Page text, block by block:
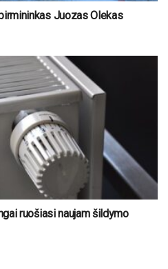
Juozas Olekas
ruošiasi naujam šildymo